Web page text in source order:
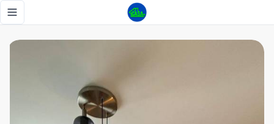
Toggle navigation menu
Apartamento de bajo costo - Tu Casa RD